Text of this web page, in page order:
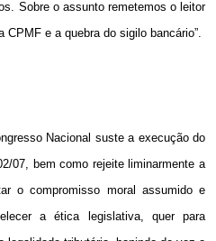
Sobre o assunto remetemos o leitor
CPMF e a quebra do sigilo bancário”.
Nacional suste a execução do
07, bem como rejeite liminarmente a
o compromisso moral assumido e
a ética legislativa, quer para